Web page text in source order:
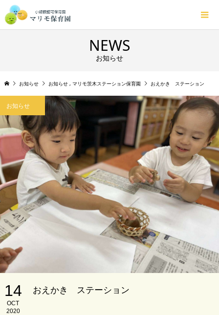
NEWS
お知らせ
お知らせ お知らせ , マリモ茨木ステーション保育園 おえかき ステーション
お知らせ
14
OCT
2020
おえかき ステーション